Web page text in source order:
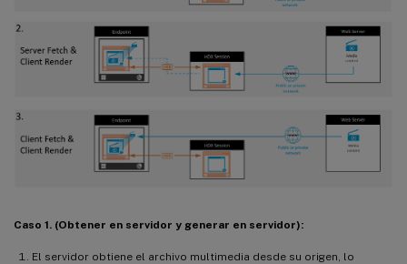
Caso 1. (Obtener en servidor y generar en servidor):
El servidor obtiene el archivo multimedia desde su origen, lo